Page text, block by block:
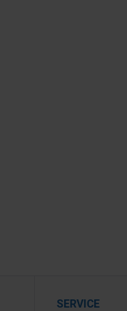
SERVICE